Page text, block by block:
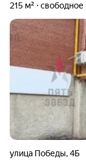
215 м² свободное
улица Победы,4Б